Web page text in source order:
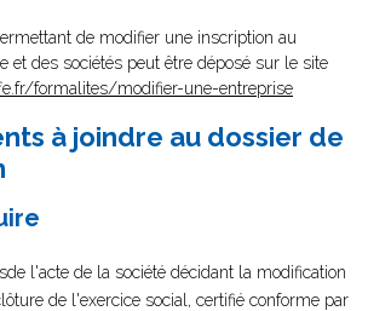
de modifier une inscription au
et des sociétés peut être déposé sur le site
formalites/modifier-une-entreprise
à joindre au dossier de
l'acte de la société décidant la modification
de l'exercice social, certifié conforme par